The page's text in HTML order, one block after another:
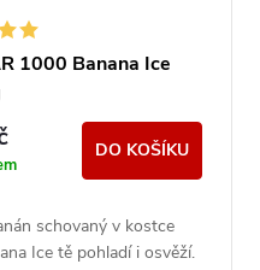
1000 Banana Ice
DO KOŠÍKU
schovaný v kostce
Ice tě pohladí i osvěží.